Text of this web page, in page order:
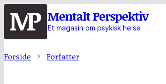
Hopp
til
hovedinnhold
Mentalt Perspektiv
Et magasin om psykisk helse
Forside Forfatter